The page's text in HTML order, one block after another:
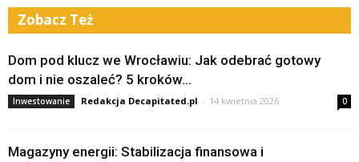
Zobacz Też
Dom pod klucz we Wrocławiu: Jak odebrać gotowy
dom i nie oszaleć? 5 kroków...
Inwestowanie Redakcja Decapitated.pl - 14 kwietnia 2026 0
Magazyny energii: Stabilizacja finansowa i